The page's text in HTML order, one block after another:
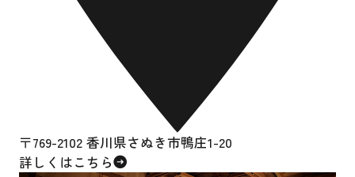
〒769-2102 香川県さぬき市鴨庄1-20
詳しくはこちら